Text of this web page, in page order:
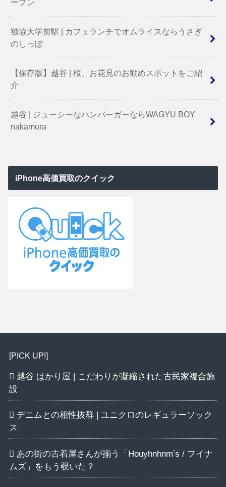
ープン
独協大学前駅 | カフェランチでオムライスならうさぎ
のしっぽ
【保存版】越谷 | 桜、お花見のお勧めスポットをご紹
介
越谷 | ジューシーなハンバーガーならWAGYU BOY
nakamura
iPhone高価買取のクイック
[PICK UP!]
越谷 はかり屋 | こだわりが凝縮された古民家複合施
設
デニムとの相性抜群 | ユニクロのレギュラーソック
ス
あの街の古着屋さんが揃う「Houyhnhnmʼs / フイナ
ムズ」をもう覗いた？